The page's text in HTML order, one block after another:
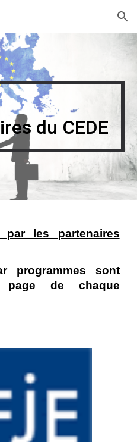
Skip to navigation
du CEDE
les partenaires
programmes sont
de chaque